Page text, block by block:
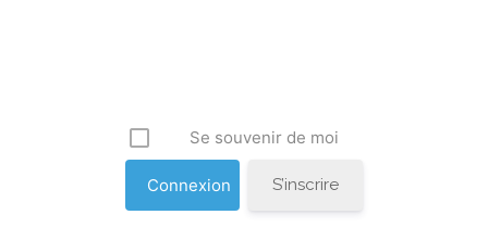
Se souvenir de moi
S’inscrire